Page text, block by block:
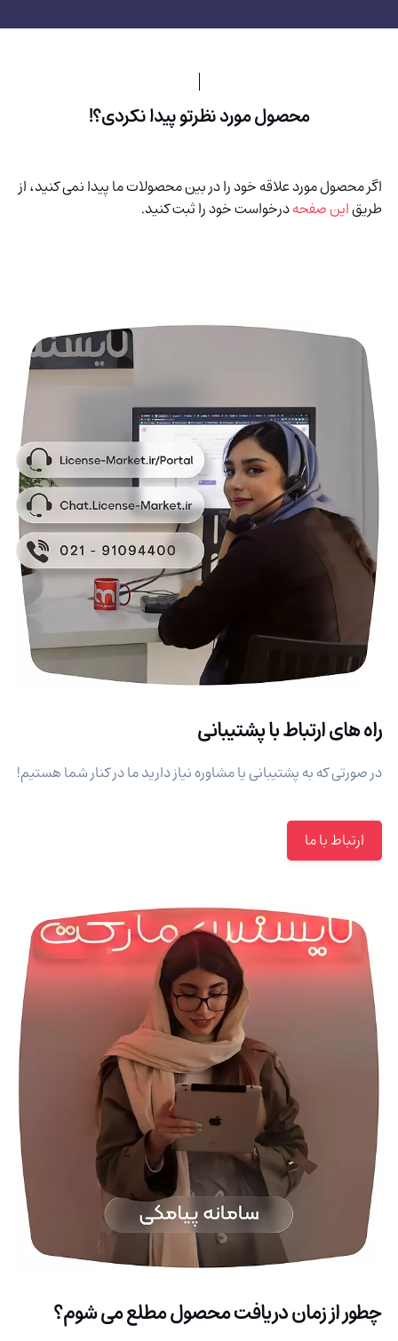
محصول مورد نظرتو پیدا نکردی؟!
اگر محصول مورد علاقه خود را در بین محصولات ما پیدا نمی کنید، از
طریقاین صفحهدرخواست خود را ثبت کنید.
راه های ارتباط با پشتیبانی
در صورتی که به پشتیبانی یا مشاوره نیاز دارید ما در کنار شما هستیم!
ارتباط با ما
چطور از زمان دریافت محصول مطلع می شوم؟